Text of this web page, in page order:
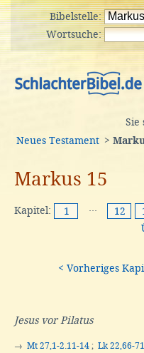
Bibelstelle:
Wortsuche:
Sie
Neues Testament >
Markus 15
Kapitel: 1 ··· 12
< Vorheriges
Jesus vor Pilatus
→ Mt 27,1-2.11-14 ; Lk 22,66-71